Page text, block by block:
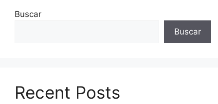
Buscar
Buscar
Recent Posts